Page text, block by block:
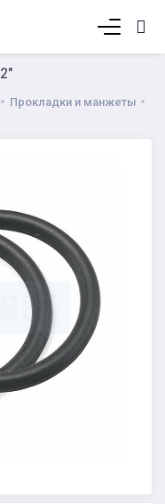
Прокладки и манжеты